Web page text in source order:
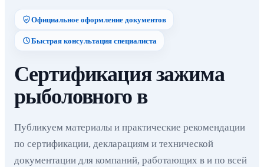
Официальное оформление документов
Быстрая консультация специалиста
Сертификация зажима
рыболовного в
Публикуем материалы и практические рекомендации
по сертификации, декларациям и технической
документации для компаний, работающих в и по всей